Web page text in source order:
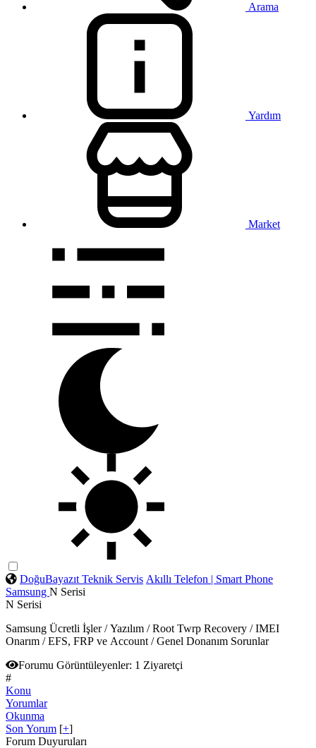
Arama
Yardım
Market
DoğuBayazıt Teknik Servis Akıllı Telefon | Smart Phone
Samsung N Serisi
N Serisi
Samsung Ücretli İşler / Yazılım / Root Twrp Recovery / IMEI
Onarım / EFS, FRP ve Account / Genel Donanım Sorunlar
Forumu Görüntüleyenler: 1 Ziyaretçi
#
Konu
Yorumlar
Okunma
Son Yorum [+]
Forum Duyuruları